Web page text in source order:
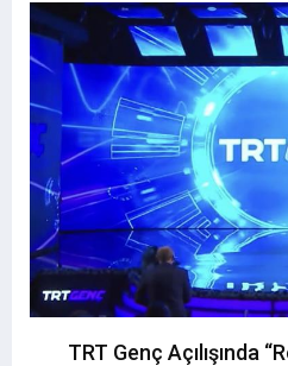
TRT Genç Açılışında